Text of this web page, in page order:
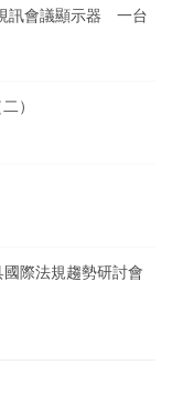
訊會議顯示器 一台
）
際法規趨勢研討會